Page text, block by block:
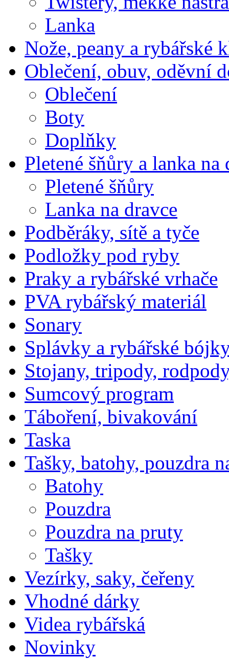
Lanka
Nože, peany a rybářské
Oblečení, obuv, oděvní
Oblečení
Boty
Doplňky
Pletené šňůry a lanka na
Pletené šňůry
Lanka na dravce
Podběráky, sítě a tyče
Podložky pod ryby
Praky a rybářské vrhače
PVA rybářský materiál
Sonary
Splávky a rybářské
Stojany, tripody,
Sumcový program
Táboření, bivakování
Taska
Tašky, batohy, pouzdra
Batohy
Pouzdra
Pouzdra na pruty
Tašky
Vezírky, saky, čeřeny
Vhodné dárky
Videa rybářská
Novinky